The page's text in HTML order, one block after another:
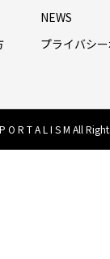
NEWS
プライバシ
R T A L I S M All